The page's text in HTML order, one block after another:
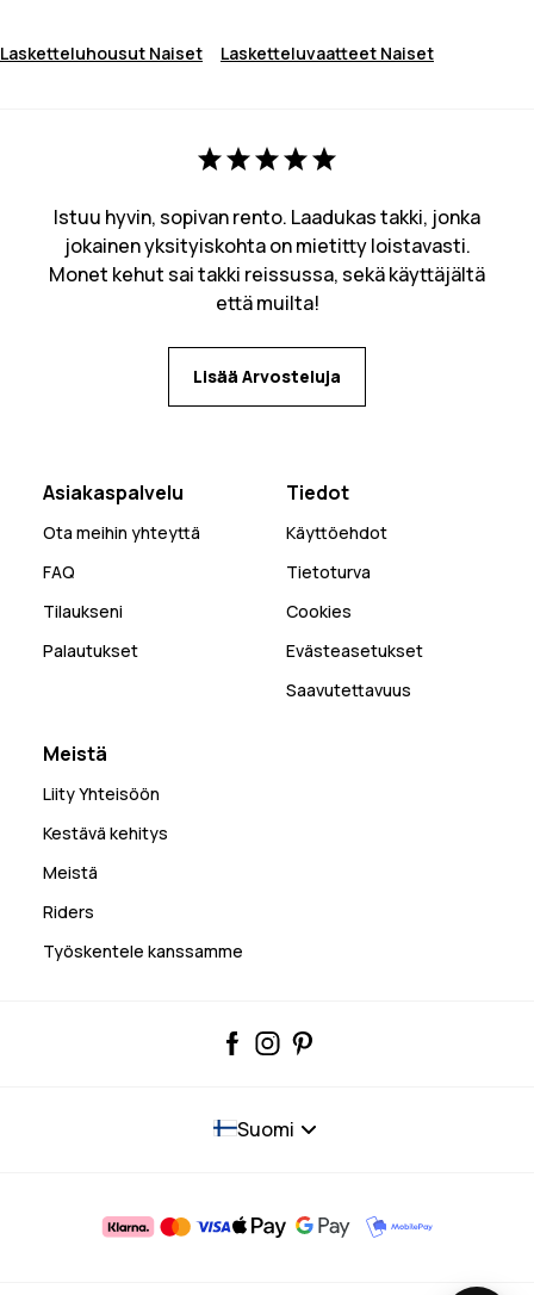
Lasketteluhousut Naiset Lasketteluvaatteet Naiset
Istuu hyvin, sopivan rento. Laadukas takki, jonka
jokainen yksityiskohta on mietitty loistavasti.
Monet kehut sai takki reissussa, sekä käyttäjältä
että muilta!
Lisää Arvosteluja
Asiakaspalvelu
Ota meihin yhteyttä
FAQ
Tilaukseni
Palautukset
Tiedot
Käyttöehdot
Tietoturva
Cookies
Evästeasetukset
Saavutettavuus
Meistä
Liity Yhteisöön
Kestävä kehitys
Meistä
Riders
Työskentele kanssamme
Suomi